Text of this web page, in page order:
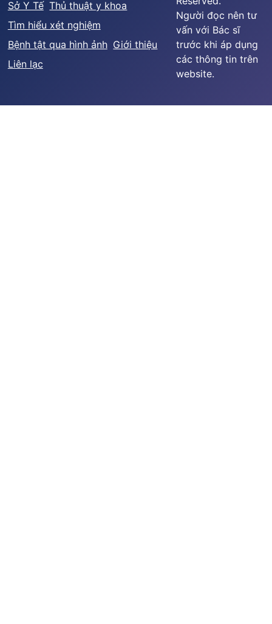
Sở Y Tế Thủ thuật y khoa
Tìm hiểu xét nghiệm
Bệnh tật qua hình ảnh Giới thiệu
Liên lạc
Người đọc nên tư
vấn với Bác sĩ
trước khi áp dụng
các thông tin trên
website.